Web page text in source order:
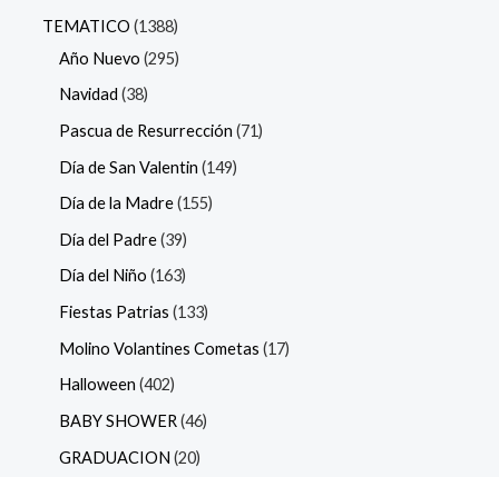
TEMATICO 1388
Año Nuevo 295
Navidad 38
Pascua de Resurrección 71
Día de San Valentin 149
Día de la Madre 155
Día del Padre 39
Día del Niño 163
Fiestas Patrias 133
Molino Volantines Cometas 17
Halloween 402
BABY SHOWER 46
GRADUACION 20